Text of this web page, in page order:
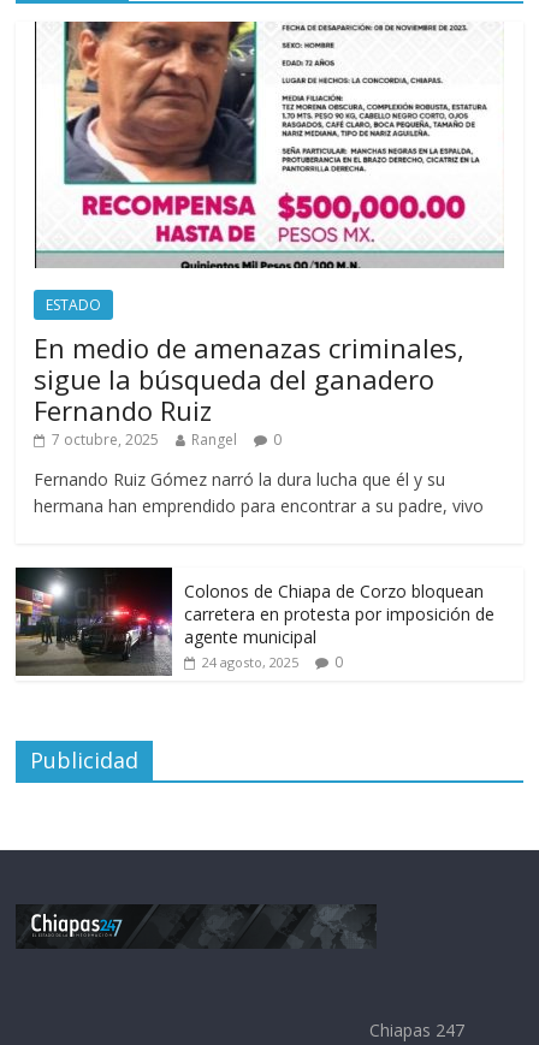
ESTADO
En medio de amenazas criminales,
sigue la búsqueda del ganadero
Fernando Ruiz
7 octubre, 2025 Rangel 0
Fernando Ruiz Gómez narró la dura lucha que él y su
hermana han emprendido para encontrar a su padre, vivo
Colonos de Chiapa de Corzo bloquean
carretera en protesta por imposición de
agente municipal
24 agosto, 2025 0
Publicidad
Chiapas 247